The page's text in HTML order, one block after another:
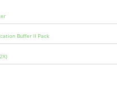
Buffer II Pack